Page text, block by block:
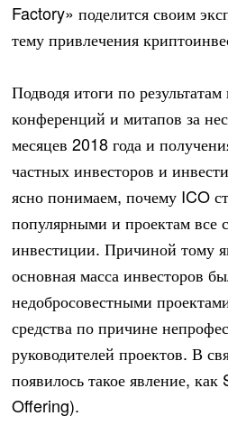
Factory» поделится своим
тему привлечения
Подводя итоги по
конференций и митапов за
месяцев 2018 года и
частных инвесторов и
ясно понимаем, почему ICO
популярными и проектам все
инвестиции. Причиной тому
основная масса инвесторов
недобросовестными
средства по причине
руководителей проектов. В
появилось такое явление,
Offering).